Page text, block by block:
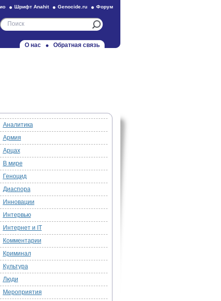
Шрифт Anahit Genocide.ru Форум
О нас Обратная связь
Аналитика
Армия
Арцах
В мире
Геноцид
Диаспора
Инновации
Интервью
Интернет и IT
Комментарии
Криминал
Культура
Люди
Мероприятия